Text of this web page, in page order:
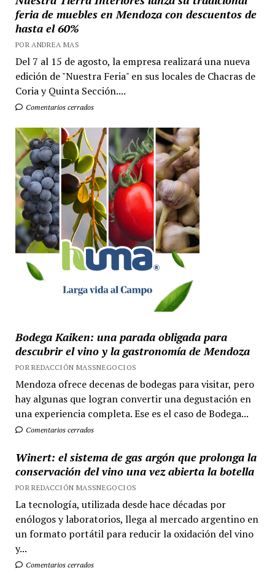
feria de muebles en Mendoza con descuentos de
hasta el 60%
POR ANDREA MAS
Del 7 al 15 de agosto, la empresa realizará una nueva
edición de "Nuestra Feria" en sus locales de Chacras de
Coria y Quinta Sección....
Comentarios cerrados
Bodega Kaiken: una parada obligada para
descubrir el vino y la gastronomía de Mendoza
POR REDACCIÓN MASSNEGOCIOS
Mendoza ofrece decenas de bodegas para visitar, pero
hay algunas que logran convertir una degustación en
una experiencia completa. Ese es el caso de Bodega...
Comentarios cerrados
Winert: el sistema de gas argón que prolonga la
conservación del vino una vez abierta la botella
POR REDACCIÓN MASSNEGOCIOS
La tecnología, utilizada desde hace décadas por
enólogos y laboratorios, llega al mercado argentino en
un formato portátil para reducir la oxidación del vino
y...
Comentarios cerrados